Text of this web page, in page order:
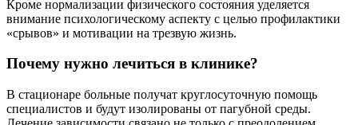
Кроме нормализации физического состояния уделяется
внимание психологическому аспекту с целью профилактики
«срывов» и мотивации на трезвую жизнь.
Почему нужно лечиться в клинике?
В стационаре больные получат круглосуточную помощь
специалистов и будут изолированы от пагубной среды.